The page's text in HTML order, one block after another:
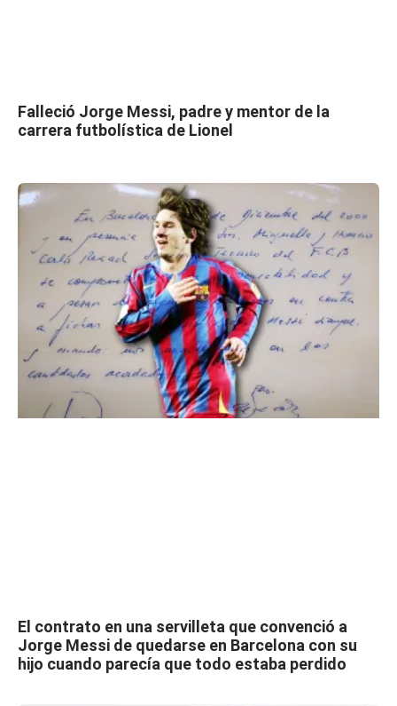
Falleció Jorge Messi, padre y mentor de la
carrera futbolística de Lionel
El contrato en una servilleta que convenció a
Jorge Messi de quedarse en Barcelona con su
hijo cuando parecía que todo estaba perdido